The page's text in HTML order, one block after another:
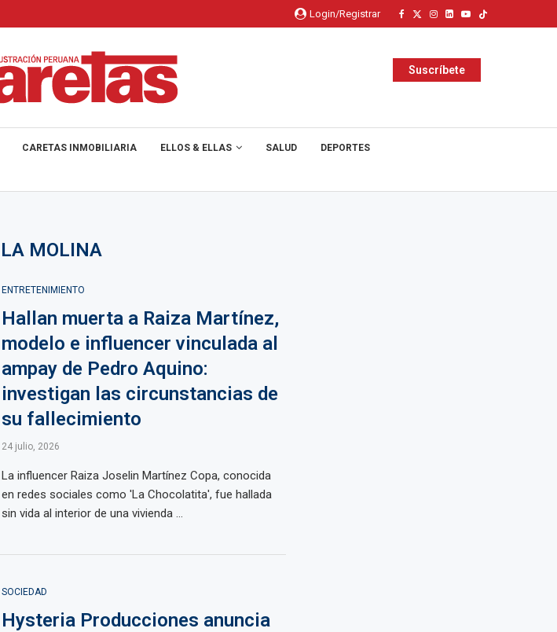
Login/Registrar
Suscríbete
CARETAS INMOBILIARIA ELLOS & ELLAS SALUD DEPORTES
LA MOLINA
ENTRETENIMIENTO
Hallan muerta a Raiza Martínez,
modelo e influencer vinculada al
ampay de Pedro Aquino:
investigan las circunstancias de
su fallecimiento
24 julio, 2026
La influencer Raiza Joselin Martínez Copa, conocida
en redes sociales como 'La Chocolatita', fue hallada
sin vida al interior de una vivienda ...
SOCIEDAD
Hysteria Producciones anuncia